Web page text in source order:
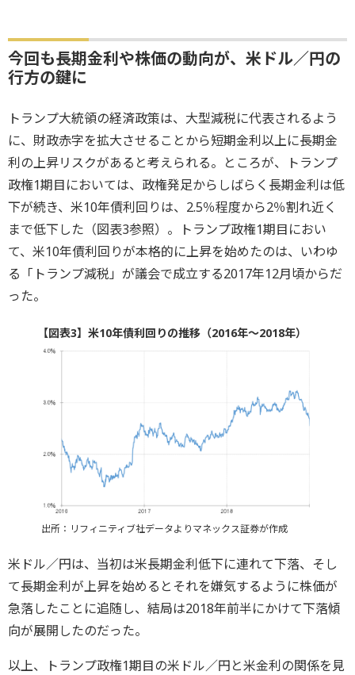
今回も長期金利や株価の動向が、米ドル／円の
行方の鍵に
トランプ大統領の経済政策は、大型減税に代表されるよう
に、財政赤字を拡大させることから短期金利以上に長期金
利の上昇リスクがあると考えられる。ところが、トランプ
政権1期目においては、政権発足からしばらく長期金利は低
下が続き、米10年債利回りは、2.5％程度から2％割れ近く
まで低下した（図表3参照）。トランプ政権1期目におい
て、米10年債利回りが本格的に上昇を始めたのは、いわゆ
る「トランプ減税」が議会で成立する2017年12月頃からだ
った。
【図表3】米10年債利回りの推移（2016年～2018年）
出所：リフィニティブ社データよりマネックス証券が作成
米ドル／円は、当初は米長期金利低下に連れて下落、そし
て長期金利が上昇を始めるとそれを嫌気するように株価が
急落したことに追随し、結局は2018年前半にかけて下落傾
向が展開したのだった。
以上、トランプ政権1期目の米ドル／円と米金利の関係を見